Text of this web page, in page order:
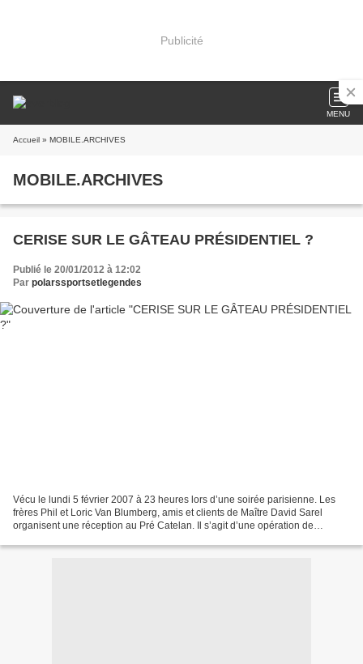
Publicité
MENU
Accueil » MOBILE.ARCHIVES
MOBILE.ARCHIVES
CERISE SUR LE GÂTEAU PRÉSIDENTIEL ?
Publié le 20/01/2012 à 12:02
Par polarssportsetlegendes
Vécu le lundi 5 février 2007 à 23 heures lors d’une soirée parisienne. Les
frères Phil et Loric Van Blumberg, amis et clients de Maître David Sarel
organisent une réception au Pré Catelan. Il s’agit d’une opération de